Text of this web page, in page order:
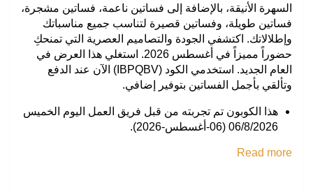
السهرة الأنيقة، بالإضافة إلى فساتين ناعمة، فساتين مشجرة،
فساتين طويلة، وفساتين قصيرة لتناسب جميع مناسباتك
وإطلالاتك. اكتشفي الجودة والتصاميم العصرية التي تمنحكِ
حضوراً مميزاً في أغسطس 2026. استغلي هذا العرض في
العام الجديد. استخدمي الكود (IBPQBV) الآن عند الدفع
وتألقي بأجمل الفساتين بتوفير إضافي.
هذا الكوبون تم تجربته من قبل فريق العمل اليوم الخميس
06/8/2026 (06-أغسطس-2026).
Read more